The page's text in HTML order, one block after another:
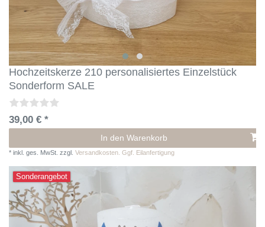
Hochzeitskerze 210 personalisiertes Einzelstück
Sonderform SALE
39,00 € *
In den Warenkorb
* inkl. ges. MwSt. zzgl. Versandkosten. Ggf. Eilanfertigung
Sonderangebot